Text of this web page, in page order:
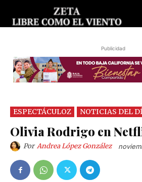
Publicidad
ESPECTÁCULOZ NOTICIAS DEL
Olivia Rodrigo en
Por Andrea López González